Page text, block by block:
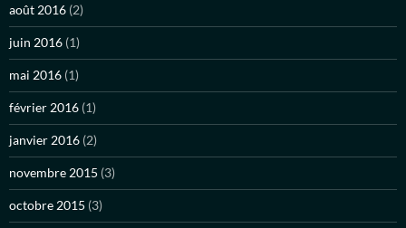
août 2016 (2)
juin 2016 (1)
mai 2016 (1)
février 2016 (1)
janvier 2016 (2)
novembre 2015 (3)
octobre 2015 (3)